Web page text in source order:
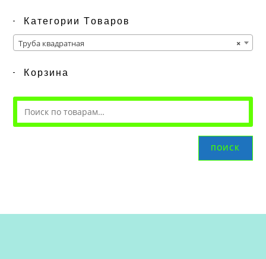
Категории Товаров
×
Труба квадратная
Корзина
ПОИСК